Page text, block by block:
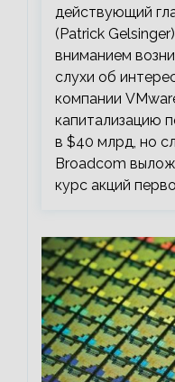
действующий
(Patrick
вниманием
слухи об
компании
капитализацию
в $40 млрд, но
Broadcom
курс акций